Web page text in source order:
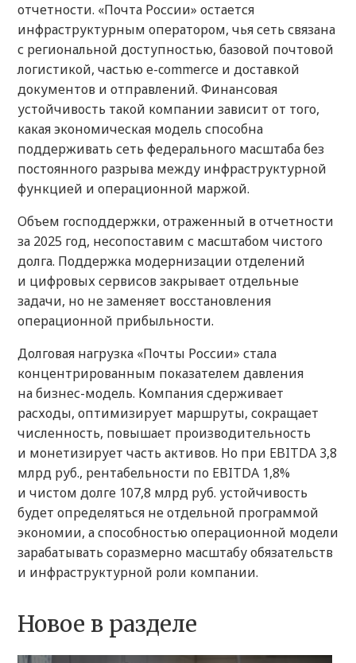
отчетности. «Почта России» остается
инфраструктурным оператором, чья сеть связана
с региональной доступностью, базовой почтовой
логистикой, частью e-commerce и доставкой
документов и отправлений. Финансовая
устойчивость такой компании зависит от того,
какая экономическая модель способна
поддерживать сеть федерального масштаба без
постоянного разрыва между инфраструктурной
функцией и операционной маржой.
Объем господдержки, отраженный в отчетности
за 2025 год, несопоставим с масштабом чистого
долга. Поддержка модернизации отделений
и цифровых сервисов закрывает отдельные
задачи, но не заменяет восстановления
операционной прибыльности.
Долговая нагрузка «Почты России» стала
концентрированным показателем давления
на бизнес-модель. Компания сдерживает
расходы, оптимизирует маршруты, сокращает
численность, повышает производительность
и монетизирует часть активов. Но при EBITDA 3,8
млрд руб., рентабельности по EBITDA 1,8%
и чистом долге 107,8 млрд руб. устойчивость
будет определяться не отдельной программой
экономии, а способностью операционной модели
зарабатывать соразмерно масштабу обязательств
и инфраструктурной роли компании.
Новое в разделе